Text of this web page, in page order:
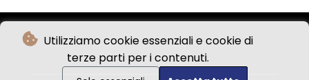
Utilizziamo cookie essenziali e cookie di
terze parti per i contenuti.